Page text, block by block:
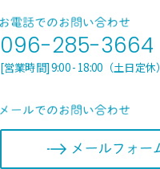
096-285-3664
[営業時間] 9:00 - 18:00（土日定休）